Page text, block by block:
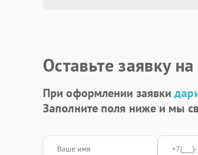
Замена северного моста
Оставьте заявку
При оформлении заявки
Заполните поля ниже и мы